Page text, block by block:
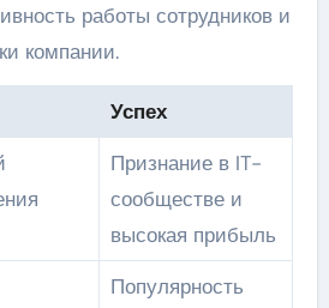
работы сотрудников и
компании.
Успех
Признание в IT-
сообществе и
высокая прибыль
Популярность